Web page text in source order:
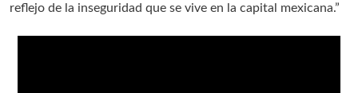
reflejo de la inseguridad que se vive en la capital mexicana.”